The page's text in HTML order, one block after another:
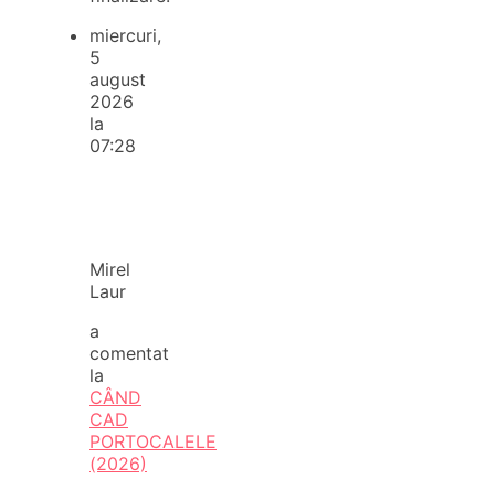
miercuri,
5
august
2026
la
07:28
Mirel
Laur
a
comentat
la
CÂND
CAD
PORTOCALELE
(2026)